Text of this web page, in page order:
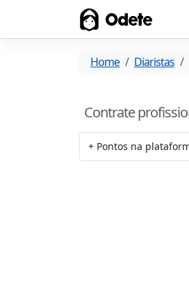
Odete
Home Diaristas
Contrate